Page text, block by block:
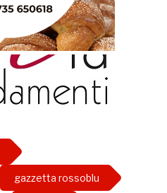
gazzetta rossoblu